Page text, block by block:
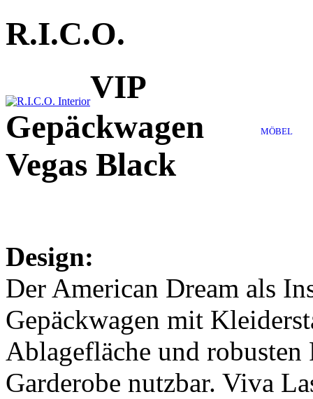
R.I.C.O.
MÖBEL
VIP
Gepäckwagen
Vegas Black
Design:
Der American Dream als
Gepäckwagen mit
Ablagefläche und
Garderobe nutzbar. Viva